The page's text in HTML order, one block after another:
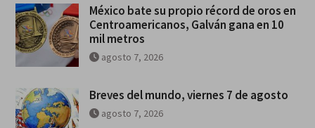
México bate su propio récord de oros en
Centroamericanos, Galván gana en 10
mil metros
agosto 7, 2026
Breves del mundo, viernes 7 de agosto
agosto 7, 2026